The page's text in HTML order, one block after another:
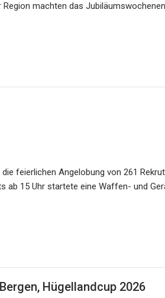
machten das
feierlichen Angelobung von 261
ab 15 Uhr startete eine Waffen- und
Hügellandcup 2026